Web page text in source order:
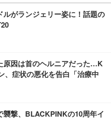
ルがランジェリー姿に！話題の
原因は首のヘルニアだった…K
、症状の悪化を告白「治療中
襲撃、BLACKPINKの10周年イ